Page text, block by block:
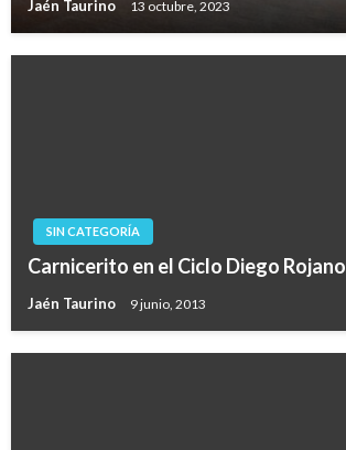
Jaén Taurino 13 octubre, 2023
SIN CATEGORÍA
Carnicerito en el Ciclo Diego Rojano
Jaén Taurino 9 junio, 2013